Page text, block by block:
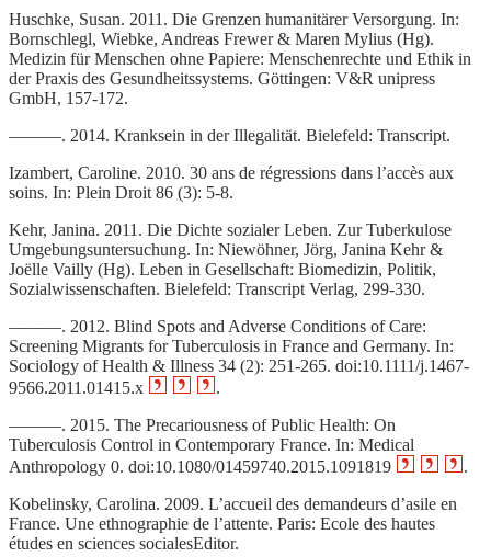
Huschke, Susan. 2011. Die Grenzen humanitärer Versorgung. In:
Bornschlegl, Wiebke, Andreas Frewer & Maren Mylius (Hg).
Medizin für Menschen ohne Papiere: Menschenrechte und Ethik in
der Praxis des Gesundheitssystems. Göttingen: V&R unipress
GmbH, 157‑172.
———. 2014. Kranksein in der Illegalität. Bielefeld: Transcript.
Izambert, Caroline. 2010. 30 ans de régressions dans l’accès aux
soins. In: Plein Droit 86 (3): 5‑8.
Kehr, Janina. 2011. Die Dichte sozialer Leben. Zur Tuberkulose
Umgebungsuntersuchung. In: Niewöhner, Jörg, Janina Kehr &
Joëlle Vailly (Hg). Leben in Gesellschaft: Biomedizin, Politik,
Sozialwissenschaften. Bielefeld: Transcript Verlag, 299‑330.
———. 2012. Blind Spots and Adverse Conditions of Care:
Screening Migrants for Tuberculosis in France and Germany. In:
Sociology of Health & Illness 34 (2): 251‑265. doi:10.1111/j.1467-
9566.2011.01415.x
.
———. 2015. The Precariousness of Public Health: On
Tuberculosis Control in Contemporary France. In: Medical
Anthropology 0. doi:10.1080/01459740.2015.1091819
.
Kobelinsky, Carolina. 2009. L’accueil des demandeurs d’asile en
France. Une ethnographie de l’attente. Paris: Ecole des hautes
études en sciences socialesEditor.